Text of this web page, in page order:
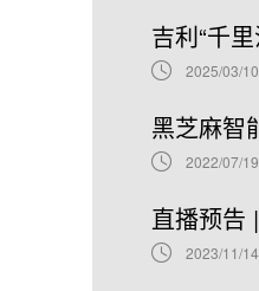
2025/03/10
2022/07/19
2023/11/14